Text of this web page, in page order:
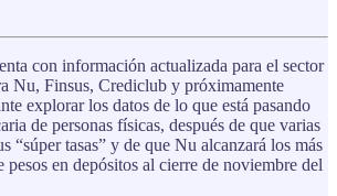
con información actualizada para el sector
Nu, Finsus, Crediclub y próximamente
explorar los datos de lo que está pasando
de personas físicas, después de que varias
“súper tasas” y de que Nu alcanzará los más
pesos en depósitos al cierre de noviembre del